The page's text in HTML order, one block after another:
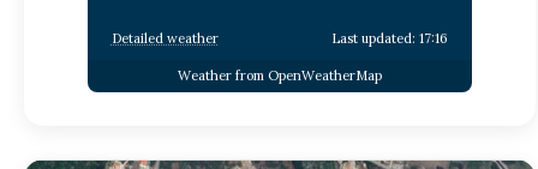
Detailed weather Last updated: 17:16
Weather from OpenWeatherMap